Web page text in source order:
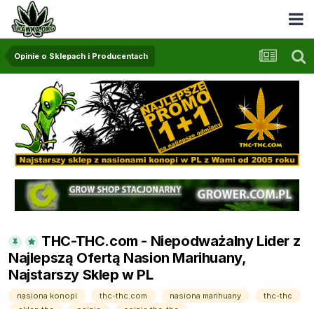
Opinie o Sklepach i Producentach
THC-THC.com - Niepodważalny Lider z
Najlepszą Ofertą Nasion Marihuany,
Najstarszy Sklep w PL
nasiona konopi thc-thc.com nasiona marihuany
thc-thc